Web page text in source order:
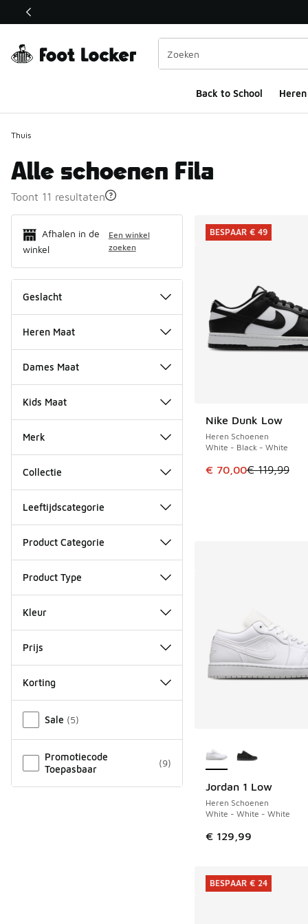
Deze link wordt geopend in een nieuw venster
Back to School Heren
Thuis
Alle schoenen Fila
Toont 11 resultaten
Afhalen in de
winkel
Een winkel
zoeken
Geslacht
Heren Maat
Dames Maat
Kids Maat
Merk
Collectie
Leeftijdscategorie
Product Categorie
Product Type
Kleur
Prijs
Korting
Sale (5)
Promotiecode
Toepasbaar
(9)
Search Results
Nike Dunk Low
Heren Schoenen
White - Black - White
Dit artikel is in de
€ 70,00€ 119,99
BESPAAR € 49
BESPAAR € 49
Jordan 1 Low
Heren Schoenen
White - White - White
€ 129,99
BESPAAR € 24